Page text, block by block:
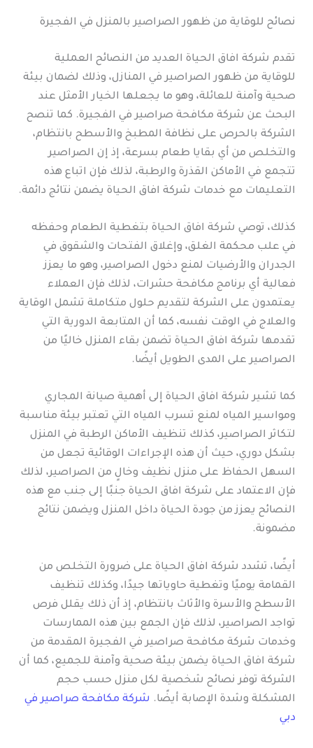
نصائح للوقاية من ظهور الصراصير بالمنزل في الفجيرة
تقدم شركة افاق الحياة العديد من النصائح العملية
للوقاية من ظهور الصراصير في المنازل، وذلك لضمان بيئة
صحية وآمنة للعائلة، وهو ما يجعلها الخيار الأمثل عند
البحث عن شركة مكافحة صراصير في الفجيرة. كما تنصح
الشركة بالحرص على نظافة المطبخ والأسطح بانتظام،
والتخلص من أي بقايا طعام بسرعة، إذ إن الصراصير
تتجمع في الأماكن القذرة والرطبة، لذلك فإن اتباع هذه
التعليمات مع خدمات شركة افاق الحياة يضمن نتائج دائمة.
كذلك، توصي شركة افاق الحياة بتغطية الطعام وحفظه
في علب محكمة الغلق، وإغلاق الفتحات والشقوق في
الجدران والأرضيات لمنع دخول الصراصير، وهو ما يعزز
فعالية أي برنامج مكافحة حشرات، لذلك فإن العملاء
يعتمدون على الشركة لتقديم حلول متكاملة تشمل الوقاية
والعلاج في الوقت نفسه، كما أن المتابعة الدورية التي
تقدمها شركة افاق الحياة تضمن بقاء المنزل خاليًا من
الصراصير على المدى الطويل أيضًا.
كما تشير شركة افاق الحياة إلى أهمية صيانة المجاري
ومواسير المياه لمنع تسرب المياه التي تعتبر بيئة مناسبة
لتكاثر الصراصير، كذلك تنظيف الأماكن الرطبة في المنزل
بشكل دوري، حيث أن هذه الإجراءات الوقائية تجعل من
السهل الحفاظ على منزل نظيف وخالٍ من الصراصير، لذلك
فإن الاعتماد على شركة افاق الحياة جنبًا إلى جنب مع هذه
النصائح يعزز من جودة الحياة داخل المنزل ويضمن نتائج
مضمونة.
أيضًا، تشدد شركة افاق الحياة على ضرورة التخلص من
القمامة يوميًا وتغطية حاوياتها جيدًا، وكذلك تنظيف
الأسطح والأسرة والأثاث بانتظام، إذ أن ذلك يقلل فرص
تواجد الصراصير، لذلك فإن الجمع بين هذه الممارسات
وخدمات شركة مكافحة صراصير في الفجيرة المقدمة من
شركة افاق الحياة يضمن بيئة صحية وآمنة للجميع، كما أن
الشركة توفر نصائح شخصية لكل منزل حسب حجم
المشكلة وشدة الإصابة أيضًا. شركة مكافحة صراصير في
دبي